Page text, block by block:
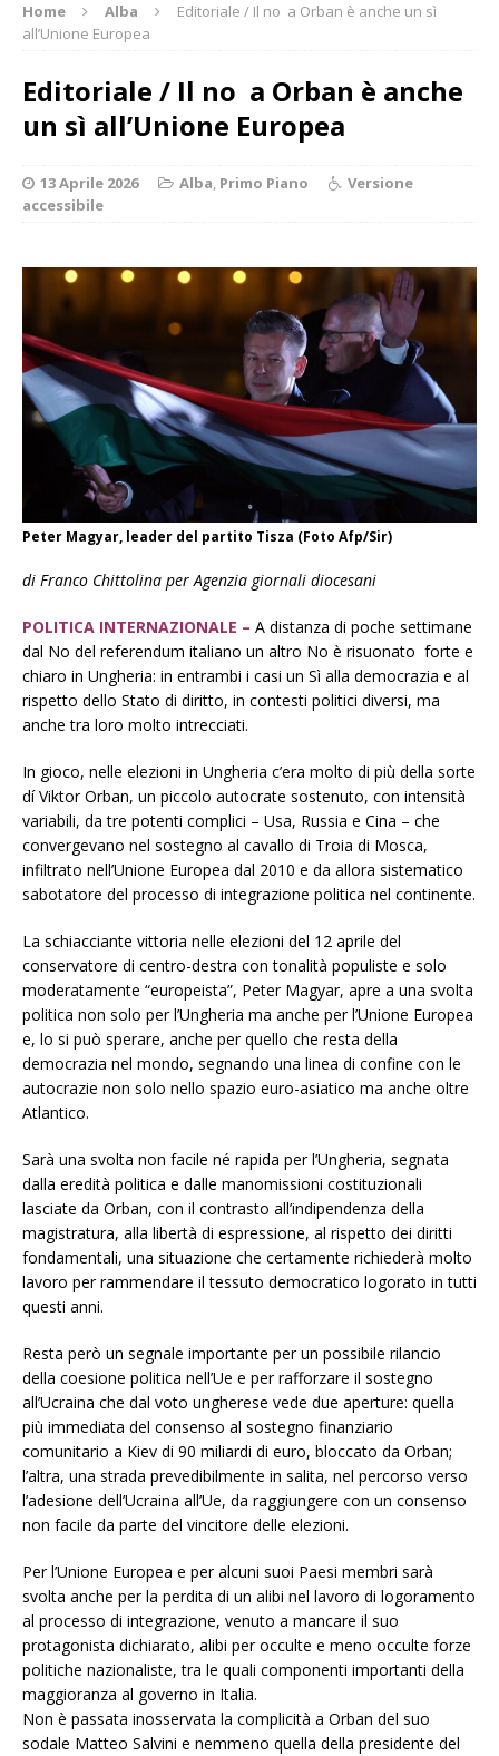
Home Alba
Editoriale / Il no a Orban è anche un sì
all’Unione Europea
Editoriale / Il no a Orban è anche
un sì all’Unione Europea
13 Aprile 2026 Alba, Primo Piano
Versione
accessibile
Peter Magyar, leader del partito Tisza (Foto Afp/Sir)
di Franco Chittolina per Agenzia giornali diocesani
POLITICA INTERNAZIONALE – A distanza di poche settimane
dal No del referendum italiano un altro No è risuonato forte e
chiaro in Ungheria: in entrambi i casi un Sì alla democrazia e al
rispetto dello Stato di diritto, in contesti politici diversi, ma
anche tra loro molto intrecciati.
In gioco, nelle elezioni in Ungheria c’era molto di più della sorte
dí Viktor Orban, un piccolo autocrate sostenuto, con intensità
variabili, da tre potenti complici – Usa, Russia e Cina – che
convergevano nel sostegno al cavallo di Troia di Mosca,
infiltrato nell’Unione Europea dal 2010 e da allora sistematico
sabotatore del processo di integrazione politica nel continente.
La schiacciante vittoria nelle elezioni del 12 aprile del
conservatore di centro-destra con tonalità populiste e solo
moderatamente “europeista”, Peter Magyar, apre a una svolta
politica non solo per l’Ungheria ma anche per l’Unione Europea
e, lo si può sperare, anche per quello che resta della
democrazia nel mondo, segnando una linea di confine con le
autocrazie non solo nello spazio euro-asiatico ma anche oltre
Atlantico.
Sarà una svolta non facile né rapida per l’Ungheria, segnata
dalla eredità politica e dalle manomissioni costituzionali
lasciate da Orban, con il contrasto all’indipendenza della
magistratura, alla libertà di espressione, al rispetto dei diritti
fondamentali, una situazione che certamente richiederà molto
lavoro per rammendare il tessuto democratico logorato in tutti
questi anni.
Resta però un segnale importante per un possibile rilancio
della coesione politica nell’Ue e per rafforzare il sostegno
all’Ucraina che dal voto ungherese vede due aperture: quella
più immediata del consenso al sostegno finanziario
comunitario a Kiev di 90 miliardi di euro, bloccato da Orban;
l’altra, una strada prevedibilmente in salita, nel percorso verso
l’adesione dell’Ucraina all’Ue, da raggiungere con un consenso
non facile da parte del vincitore delle elezioni.
Per l’Unione Europea e per alcuni suoi Paesi membri sarà
svolta anche per la perdita di un alibi nel lavoro di logoramento
al processo di integrazione, venuto a mancare il suo
protagonista dichiarato, alibi per occulte e meno occulte forze
politiche nazionaliste, tra le quali componenti importanti della
maggioranza al governo in Italia.
Non è passata inosservata la complicità a Orban del suo
sodale Matteo Salvini e nemmeno quella della presidente del